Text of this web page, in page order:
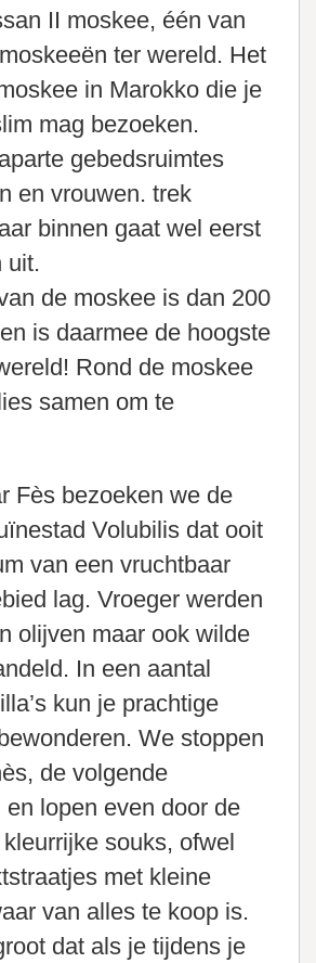
II moskee, één van
ter wereld. Het
in Marokko die je
mag bezoeken.
gebedsruimtes
en vrouwen. trek
binnen gaat wel eerst
uit.
de moskee is dan 200
is daarmee de hoogste
Rond de moskee
samen om te
Fès bezoeken we de
Volubilis dat ooit
van een vruchtbaar
lag. Vroeger werden
olijven maar ook wilde
In een aantal
kun je prachtige
We stoppen
de volgende
en lopen even door de
souks, ofwel
met kleine
van alles te koop is.
dat als je tijdens je